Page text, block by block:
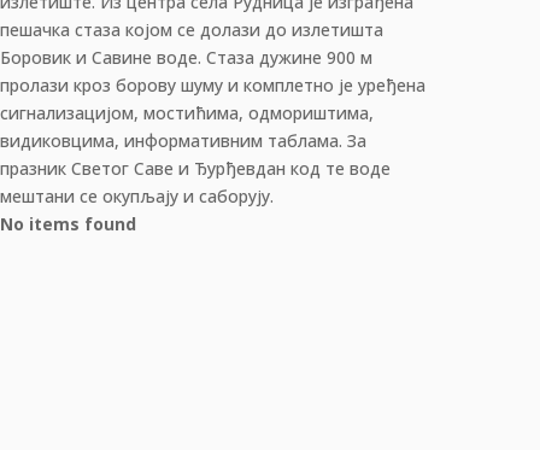
пешачка стаза којом се долази до излетишта
Боровик и Савине воде. Стаза дужине 900 м
пролази кроз борову шуму и комплетно је уређена
сигнализацијом, мостићима, одмориштима,
видиковцима, информативним таблама. За
празник Светог Саве и Ђурђевдан код те воде
мештани се окупљају и саборују.
No items found